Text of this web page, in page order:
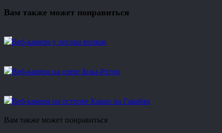
Вам также может понравиться
Веб-камера у логова волков
Веб-камера на озере Бока-Ратон
Веб-камера на острове Каваи на Гавайях
Вам также может понравиться